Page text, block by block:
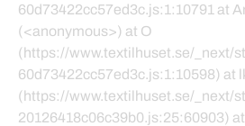
60d73422cc57ed3c.js:1:10791 at
(<anonymous>) at O
(https://www.textilhuset.se/_next/
60d73422cc57ed3c.js:1:10598) at
(https://www.textilhuset.se/_next/
20126418c06c39b0.js:25:60903) at